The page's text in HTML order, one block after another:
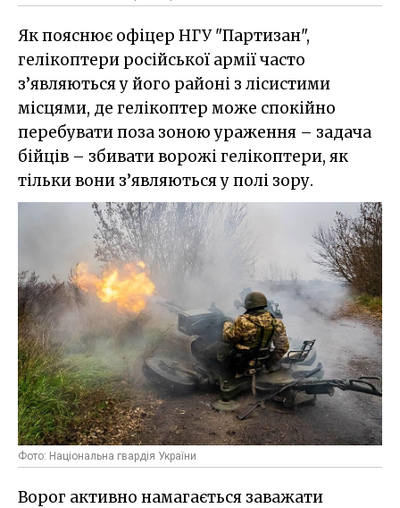
Як пояснює офіцер НГУ "Партизан",
гелікоптери російської армії часто
з’являються у його районі з лісистими
місцями, де гелікоптер може спокійно
перебувати поза зоною ураження – задача
бійців – збивати ворожі гелікоптери, як
тільки вони з’являються у полі зору.
Фото: Національна гвардія України
Ворог активно намагається заважати